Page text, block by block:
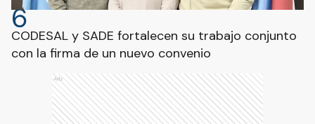
6
CODESAL y SADE fortalecen su trabajo conjunto
con la firma de un nuevo convenio
Ads